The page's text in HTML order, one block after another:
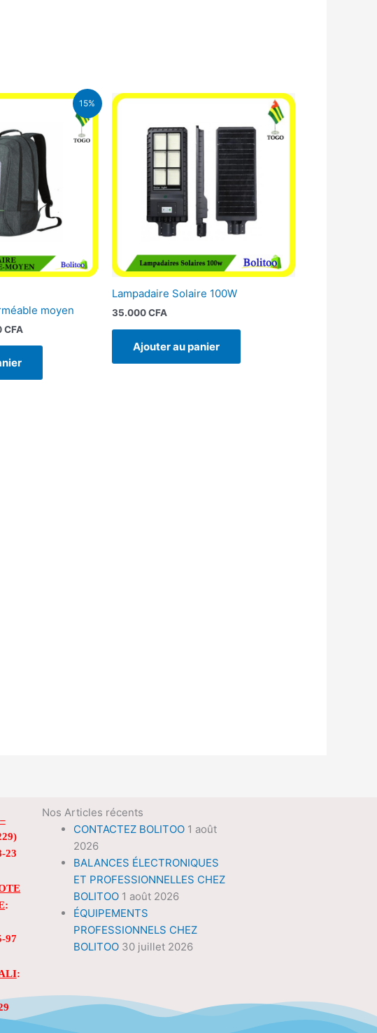
15%
moyen
CFA
Le
est :
25.000 CFA.
Lampadaire Solaire 100W
35.000CFA
Ajouter au panier
23
:
97
:
Nos Articles récents
CONTACTEZ BOLITOO 1 août
2026
BALANCES ÉLECTRONIQUES
ET PROFESSIONNELLES CHEZ
BOLITOO 1 août 2026
ÉQUIPEMENTS
PROFESSIONNELS CHEZ
BOLITOO 30 juillet 2026